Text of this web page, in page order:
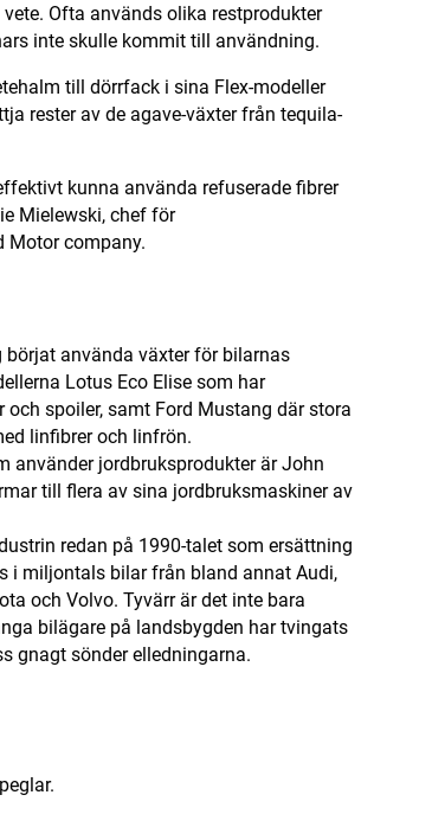
Ofta används olika restprodukter
inte skulle kommit till användning.
till dörrfack i sina Flex-modeller
rester av de agave-växter från tequila-
kunna använda refuserade fibrer
Mielewski, chef för
Motor company.
använda växter för bilarnas
Lotus Eco Elise som har
och spoiler, samt Ford Mustang där stora
linfibrer och linfrön.
använder jordbruksprodukter är John
till flera av sina jordbruksmaskiner av
redan på 1990-talet som ersättning
i miljontals bilar från bland annat Audi,
och Volvo. Tyvärr är det inte bara
bilägare på landsbygden har tvingats
gnagt sönder elledningarna.